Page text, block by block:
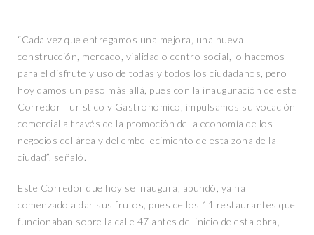
“Cada vez que entregamos una mejora, una nueva
construcción, mercado, vialidad o centro social, lo hacemos
para el disfrute y uso de todas y todos los ciudadanos, pero
hoy damos un paso más allá, pues con la inauguración de este
Corredor Turístico y Gastronómico, impulsamos su vocación
comercial a través de la promoción de la economía de los
negocios del área y del embellecimiento de esta zona de la
ciudad”, señaló.
Este Corredor que hoy se inaugura, abundó, ya ha
comenzado a dar sus frutos, pues de los 11 restaurantes que
funcionaban sobre la calle 47 antes del inicio de esta obra,